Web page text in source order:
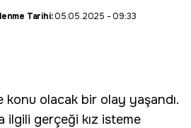
Tarihi:05.05.2025 - 09:33
konu olacak bir olay yaşandı.
ilgili gerçeği kız isteme